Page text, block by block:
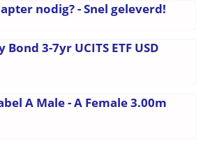
nodig? - Snel geleverd!
3-7yr UCITS ETF USD
A Male - A Female 3.00m